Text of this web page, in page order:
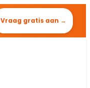
Vraag gratis aan →